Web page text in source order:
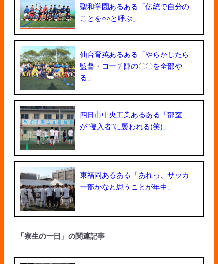
聖和学園あるある「伝統で自分の
ことを○○と呼ぶ」
仙台育英あるある「やらかしたら
監督・コーチ陣の〇〇を全部や
る」
四日市中央工業あるある「部室
が"侵入者"に襲われる(笑)」
東福岡あるある「あれっ、サッカ
ー部かなと思うことが年中」
「寮生の一日」の関連記事